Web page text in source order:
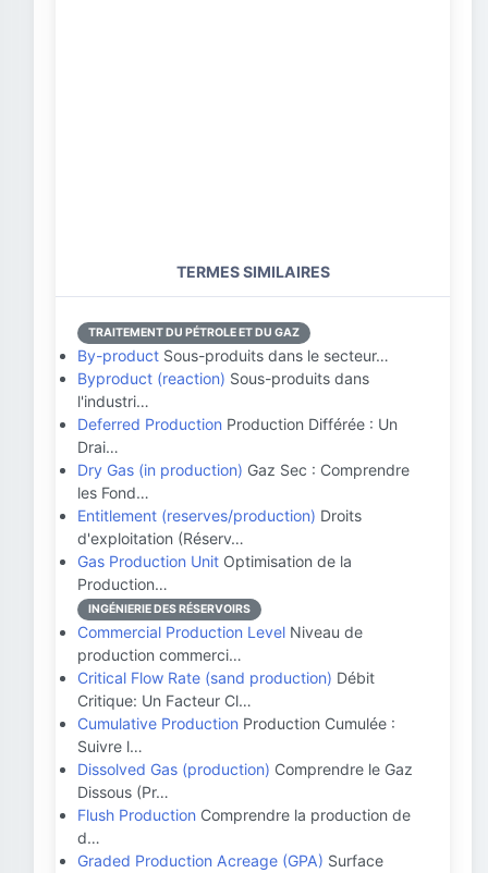
TERMES SIMILAIRES
TRAITEMENT DU PÉTROLE ET DU GAZ
By-product Sous-produits dans le secteur…
Byproduct (reaction) Sous-produits dans
l'industri…
Deferred Production Production Différée : Un
Drai…
Dry Gas (in production) Gaz Sec : Comprendre
les Fond…
Entitlement (reserves/production) Droits
d'exploitation (Réserv…
Gas Production Unit Optimisation de la
Production…
INGÉNIERIE DES RÉSERVOIRS
Commercial Production Level Niveau de
production commerci…
Critical Flow Rate (sand production) Débit
Critique: Un Facteur Cl…
Cumulative Production Production Cumulée :
Suivre l…
Dissolved Gas (production) Comprendre le Gaz
Dissous (Pr…
Flush Production Comprendre la production de
d…
Graded Production Acreage (GPA) Surface